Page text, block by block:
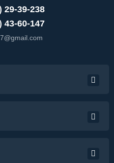
29-39-238
43-60-147